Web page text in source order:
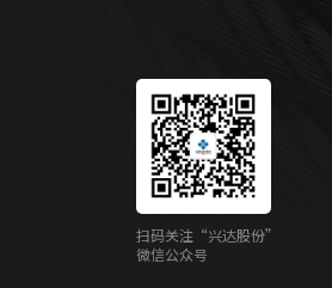
扫码关注“兴达股份”
微信公众号